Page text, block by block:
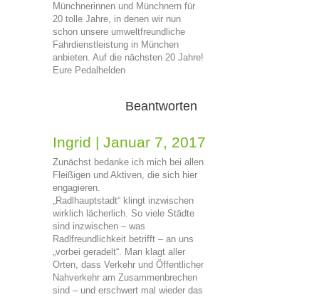
Münchnerinnen und Münchnern für
20 tolle Jahre, in denen wir nun
schon unsere umweltfreundliche
Fahrdienstleistung in München
anbieten. Auf die nächsten 20 Jahre!
Eure Pedalhelden
Beantworten
Ingrid | Januar 7, 2017
Zunächst bedanke ich mich bei allen
Fleißigen und Aktiven, die sich hier
engagieren.
„Radlhauptstadt“ klingt inzwischen
wirklich lächerlich. So viele Städte
sind inzwischen – was
Radlfreundlichkeit betrifft – an uns
„vorbei geradelt“. Man klagt aller
Orten, dass Verkehr und Öffentlicher
Nahverkehr am Zusammenbrechen
sind – und erschwert mal wieder das